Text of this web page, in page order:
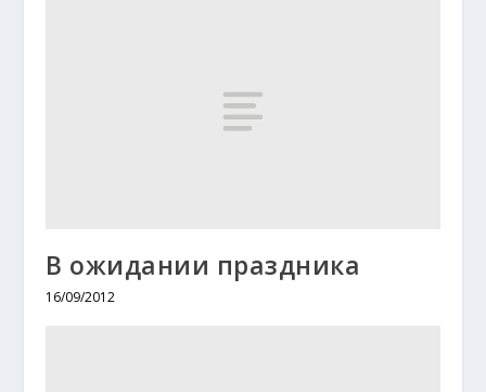
В ожидании праздника
16/09/2012